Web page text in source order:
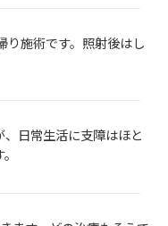
り施術です。照射後はし
日常生活に支障はほと